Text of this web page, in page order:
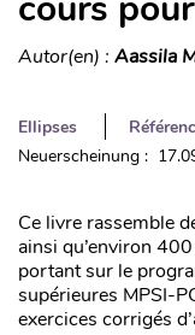
Autor(en) : Aassila
Ellipses
Neuerscheinung :
Ce livre rassemble
ainsi qu’environ
portant sur le
supérieures MPSI-
exercices corrigés